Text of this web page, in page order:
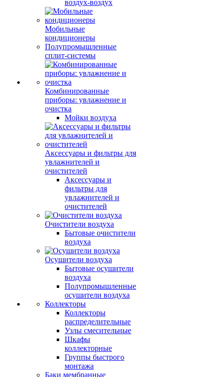
воздух-воздух
Мобильные
кондиционеры
Полупромышленные
сплит-системы
Комбинированные
приборы: увлажнение и
очистка
Мойки воздуха
Аксессуары и фильтры для
увлажнителей и
очистителей
Аксессуары и
фильтры для
увлажнителей и
очистителей
Очистители воздуха
Бытовые очистители
воздуха
Осушители воздуха
Бытовые осушители
воздуха
Полупромышленные
осушители воздуха
Коллекторы
Коллекторы
распределительные
Узлы смесительные
Шкафы
коллекторные
Группы быстрого
монтажа
Баки мембранные